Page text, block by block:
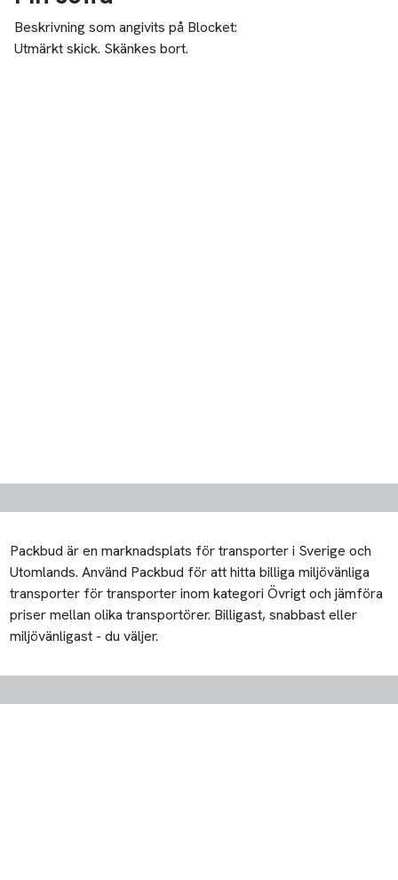
Beskrivning som angivits på Blocket:
Utmärkt skick. Skänkes bort.
Packbud är en marknadsplats för transporter i Sverige och
Utomlands. Använd Packbud för att hitta billiga miljövänliga
transporter för transporter inom kategori Övrigt och jämföra
priser mellan olika transportörer. Billigast, snabbast eller
miljövänligast - du väljer.